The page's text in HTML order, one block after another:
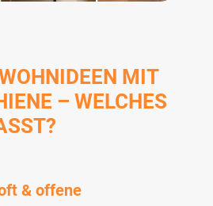
MIT
– WELCHES
& offene